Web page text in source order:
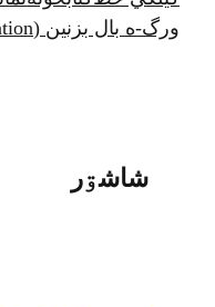
ت
ج
ورگ-ه بال بزنين (Support and Donation)
شاشۊر